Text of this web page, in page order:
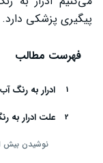
پیگیری پزشکی دارد.
فهرست مطالب
ادرار به رنگ
علت ادرار به
نوشیدن بیش